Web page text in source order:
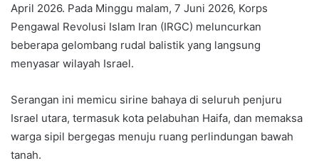
April 2026. Pada Minggu malam, 7 Juni 2026, Korps
Pengawal Revolusi Islam Iran (IRGC) meluncurkan
beberapa gelombang rudal balistik yang langsung
menyasar wilayah Israel.
Serangan ini memicu sirine bahaya di seluruh penjuru
Israel utara, termasuk kota pelabuhan Haifa, dan memaksa
warga sipil bergegas menuju ruang perlindungan bawah
tanah.